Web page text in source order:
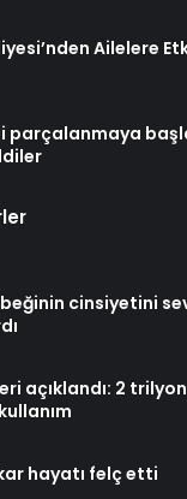
Ailelere
parçalanmaya
cinsiyetini
açıklandı: 2 trilyon
hayatı felç etti